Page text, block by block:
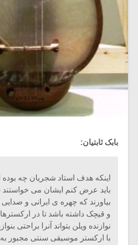
بابک ثابتیان:
اینکه هدف استاد شجریان چه بوده
باید عرض کنم ایشان می
بیاورند که چهره ی ایرانی و
و قیچک داشته باشد تا در
نوازنده ویلن بتواند آنرا براحتی
با ارکستر موسیقی سنتی مجبور به